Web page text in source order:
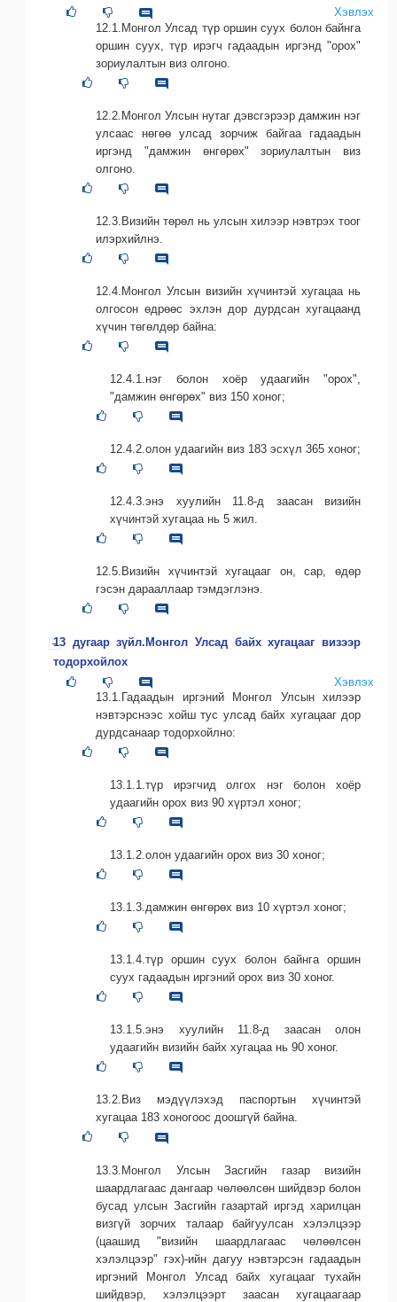
Хэвлэх
12.1.Монгол Улсад түр оршин суух болон байнга
оршин суух, түр ирэгч гадаадын иргэнд "орох"
зориулалтын виз олгоно.
12.2.Монгол Улсын нутаг дэвсгэрээр дамжин нэг
улсаас нөгөө улсад зорчиж байгаа гадаадын
иргэнд "дамжин өнгөрөх" зориулалтын виз
олгоно.
12.3.Визийн төрөл нь улсын хилээр нэвтрэх тоог
илэрхийлнэ.
12.4.Монгол Улсын визийн хүчинтэй хугацаа нь
олгосон өдрөөс эхлэн дор дурдсан хугацаанд
хүчин төгөлдөр байна:
12.4.1.нэг болон хоёр удаагийн "орох",
"дамжин өнгөрөх" виз 150 хоног;
12.4.2.олон удаагийн виз 183 эсхүл 365 хоног;
12.4.3.энэ хуулийн 11.8-д заасан визийн
хүчинтэй хугацаа нь 5 жил.
12.5.Визийн хүчинтэй хугацааг он, сар, өдөр
гэсэн дарааллаар тэмдэглэнэ.
13 дугаар зүйл.Монгол Улсад байх хугацааг визээр
тодорхойлох
Хэвлэх
13.1.Гадаадын иргэний Монгол Улсын хилээр
нэвтэрснээс хойш тус улсад байх хугацааг дор
дурдсанаар тодорхойлно:
13.1.1.түр ирэгчид олгох нэг болон хоёр
удаагийн орох виз 90 хүртэл хоног;
13.1.2.олон удаагийн орох виз 30 хоног;
13.1.3.дамжин өнгөрөх виз 10 хүртэл хоног;
13.1.4.түр оршин суух болон байнга оршин
суух гадаадын иргэний орох виз 30 хоног.
13.1.5.энэ хуулийн 11.8-д заасан олон
удаагийн визийн байх хугацаа нь 90 хоног.
13.2.Виз мэдүүлэхэд паспортын хүчинтэй
хугацаа 183 хоногоос доошгүй байна.
13.3.Монгол Улсын Засгийн газар визийн
шаардлагаас дангаар чөлөөлсөн шийдвэр болон
бусад улсын Засгийн газартай иргэд харилцан
визгүй зорчих талаар байгуулсан хэлэлцээр
(цаашид "визийн шаардлагаас чөлөөлсөн
хэлэлцээр" гэх)-ийн дагуу нэвтэрсэн гадаадын
иргэний Монгол Улсад байх хугацааг тухайн
шийдвэр, хэлэлцээрт заасан хугацаагаар